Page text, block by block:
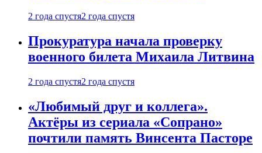
2 года спустя2 года спустя
Прокуратура начала проверку
военного билета Михаила Литвина
2 года спустя2 года спустя
«Любимый друг и коллега».
Актёры из сериала «Сопрано»
почтили память Винсента Пасторе